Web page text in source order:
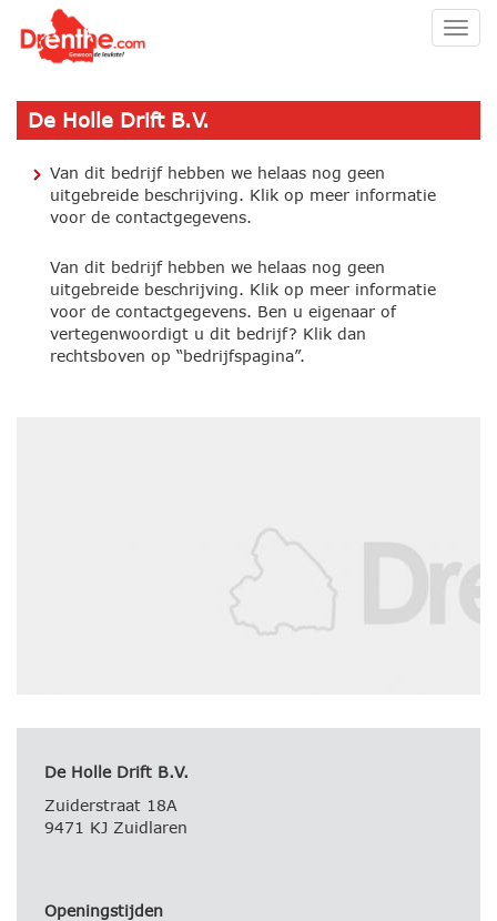
De Holle Drift B.V.
Van dit bedrijf hebben we helaas nog geen
uitgebreide beschrijving. Klik op meer informatie
voor de contactgegevens.
Van dit bedrijf hebben we helaas nog geen
uitgebreide beschrijving. Klik op meer informatie
voor de contactgegevens. Ben u eigenaar of
vertegenwoordigt u dit bedrijf? Klik dan
rechtsboven op “bedrijfspagina”.
De Holle Drift B.V.
Zuiderstraat 18A
9471 KJ Zuidlaren
Openingstijden